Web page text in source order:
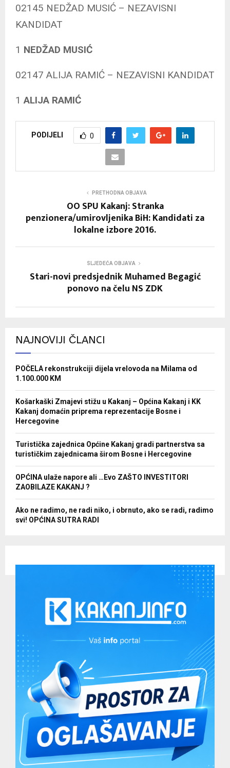
02145 NEDŽAD MUSIĆ – NEZAVISNI
KANDIDAT
1 NEDŽAD MUSIĆ
02147 ALIJA RAMIĆ – NEZAVISNI KANDIDAT
1ALIJA RAMIĆ
PODIJELI 0
PRETHODNA OBJAVA
OO SPU Kakanj: Stranka
penzionera/umirovljenika BiH: Kandidati za
lokalne izbore 2016.
SLJEDEĆA OBJAVA
Stari-novi predsjednik Muhamed Begagić
ponovo na čelu NS ZDK
NAJNOVIJI ČLANCI
POČELA rekonstrukciji dijela vrelovoda na Milama od
1.100.000 KM
Košarkaški Zmajevi stižu u Kakanj – Općina Kakanj i KK
Kakanj domaćin priprema reprezentacije Bosne i
Hercegovine
Turistička zajednica Općine Kakanj gradi partnerstva sa
turističkim zajednicama širom Bosne i Hercegovine
OPĆINA ulaže napore ali …Evo ZAŠTO INVESTITORI
ZAOBILAZE KAKANJ ?
Ako ne radimo, ne radi niko, i obrnuto, ako se radi, radimo
svi! OPĆINA SUTRA RADI